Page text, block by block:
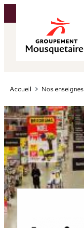
au
Accueil Nos enseignes